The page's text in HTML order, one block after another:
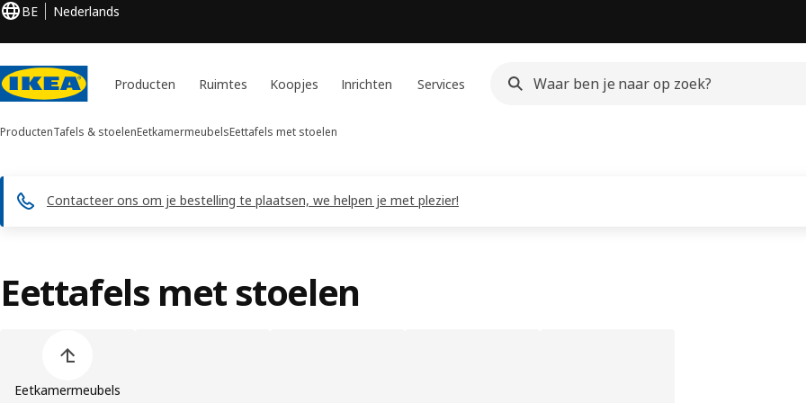
BE Nederlands
Producten Ruimtes Koopjes Inrichten Services
ProductenTafels & stoelenEetkamermeubelsEettafels met stoelen
Contacteer ons om je bestelling te plaatsen, we helpen je met plezier!
Eettafels met stoelen
Eetkamermeubels